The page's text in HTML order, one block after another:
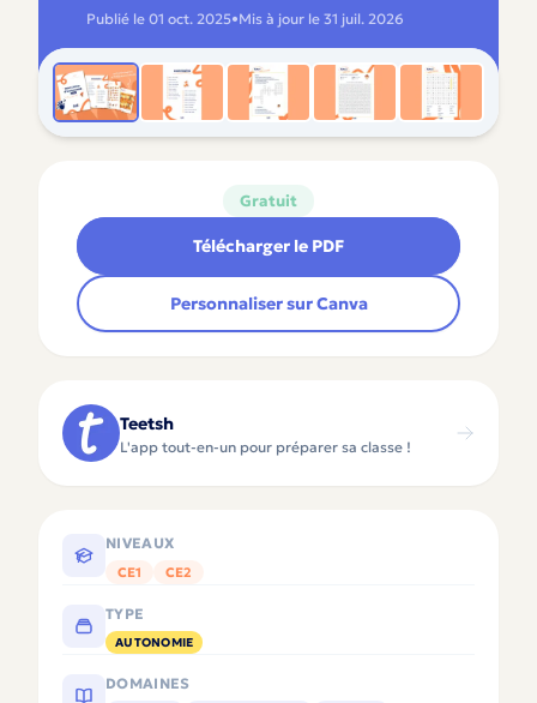
Publié le 01 oct. 2025•Mis à jour le 31 juil. 2026
Gratuit
Télécharger le PDF
Personnaliser sur Canva
Teetsh
L'app tout-en-un pour préparer sa classe !
NIVEAUX
CE1 CE2
TYPE
AUTONOMIE
DOMAINES